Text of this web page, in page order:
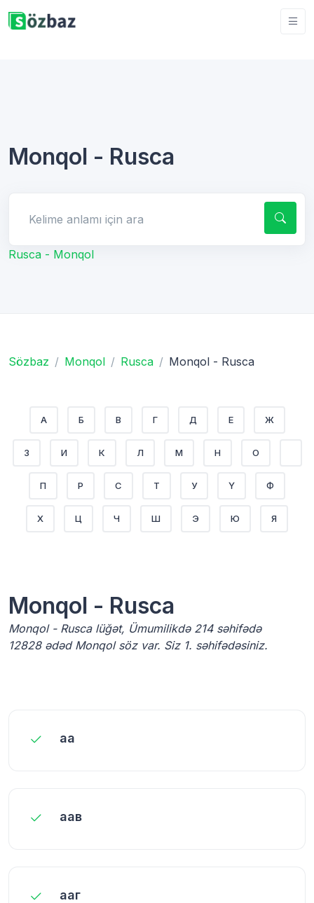
Monqol - Rusca
Rusca - Monqol
Sözbaz Monqol Rusca Monqol - Rusca
А Б В Г Д Е Ж
З И К Л М Н О
П Р С Т У Ү Ф
Х Ц Ч Ш Э Ю Я
Monqol - Rusca
Monqol - Rusca lüğət, Ümumilikdə 214 səhifədə
12828 ədəd Monqol söz var. Siz 1. səhifədəsiniz.
аа
аав
ааг